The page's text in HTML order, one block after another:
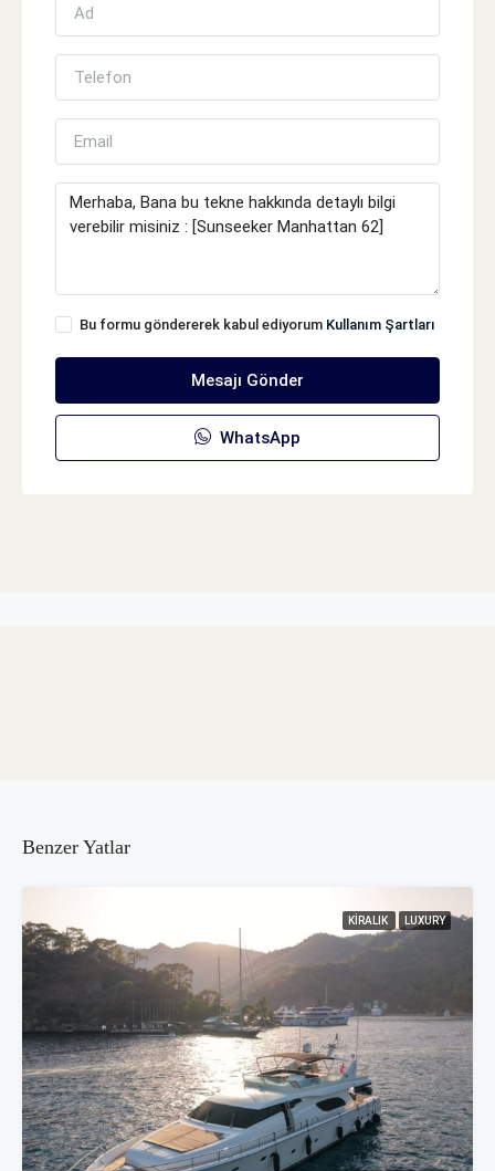
Bu formu göndererek kabul ediyorum Kullanım Şartları
Mesajı Gönder
WhatsApp
Benzer Yatlar
KIRALIK LUXURY